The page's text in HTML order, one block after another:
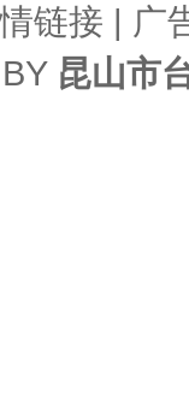
链接 | 广
昆山市